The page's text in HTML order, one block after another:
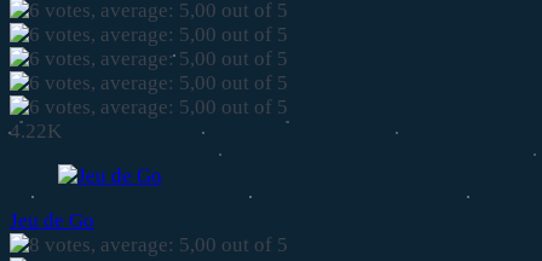
4.22K
Jeu de Go